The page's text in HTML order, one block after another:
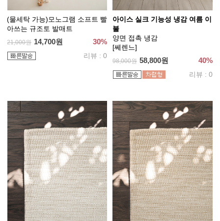
(물세탁 가능)모노그램 소프트 빨
아쓰는 규조토 발매트
21,000원 14,700원 30%
리뷰 : 0
아이스 실크 기능성 냉감 여름 이
불
양면 접촉 냉감
[쎄렌느]
98,000원 58,800원 40%
리뷰 : 0